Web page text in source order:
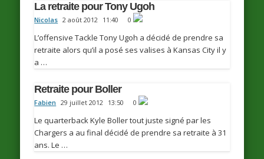
La retraite pour Tony Ugoh
Nicolas 2 août 2012 11:40 0
L’offensive Tackle Tony Ugoh a décidé de prendre sa
retraite alors qu’il a posé ses valises à Kansas City il y
a …
Retraite pour Boller
Fabien 29 juillet 2012 13:50 0
Le quarterback Kyle Boller tout juste signé par les
Chargers a au final décidé de prendre sa retraite à 31
ans. Le …